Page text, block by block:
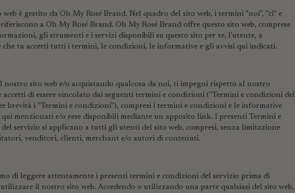
web è gestito da Oh My Rosé Brand. Nel quadro del sito web, i termini "noi", "ci" e
a Oh My Rosé Brand. Oh My Rosé Brand offre questo sito web, comprese
gli strumenti e i servizi disponibili su questo sito per te, l'utente, a
che tu accetti tutti i termini, le condizioni, le informative e gli avvisi qui indicati.
nostro sito web e/o acquistando qualcosa da noi, ti impegni rispetto al nostro
accetti di essere vincolato dai seguenti termini e condizioni ("Termini e condizioni del
brevità i "Termini e condizioni"), compresi i termini e condizioni e le informative
menzionati e/o rese disponibili mediante un apposito link. I presenti Termini e
servizio si applicano a tutti gli utenti del sito web, compresi, senza limitazione
venditori, clienti, merchant e/o autori di contenuti.
di leggere attentamente i presenti termini e condizioni del servizio prima di
utilizzare il nostro sito web. Accedendo o utilizzando una parte qualsiasi del sito web,